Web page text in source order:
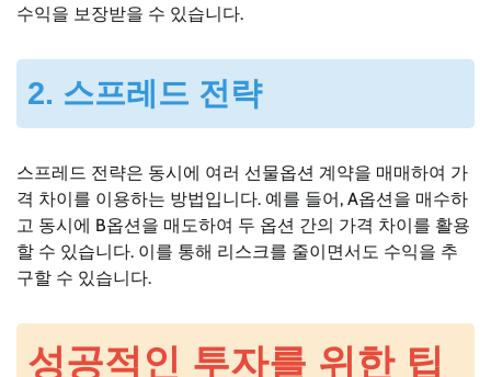
수익을 보장받을 수 있습니다.
2. 스프레드 전략
스프레드 전략은 동시에 여러 선물옵션 계약을 매매하여 가
격 차이를 이용하는 방법입니다. 예를 들어, A옵션을 매수하
고 동시에 B옵션을 매도하여 두 옵션 간의 가격 차이를 활용
할 수 있습니다. 이를 통해 리스크를 줄이면서도 수익을 추
구할 수 있습니다.
성공적인 투자를 위한 팁